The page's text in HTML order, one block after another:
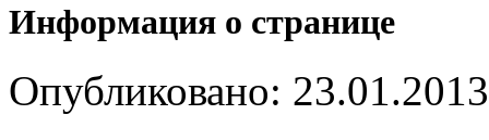
Информация о странице
Опубликовано: 23.01.2013